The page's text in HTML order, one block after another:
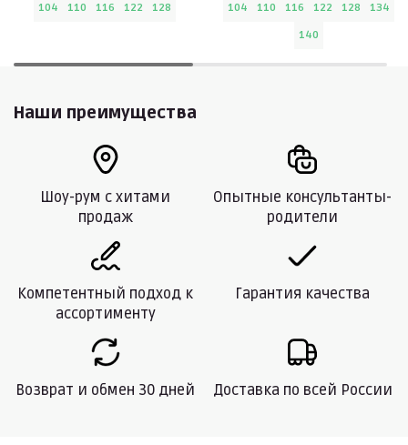
104 110 116 122 128 104 110 116 122 128
134
140
Наши преимущества
Шоу-рум с хитами
продаж
Опытные консультанты-
родители
Компетентный подход к
ассортименту
Гарантия качества
Возврат и обмен 30 дней Доставка по всей России